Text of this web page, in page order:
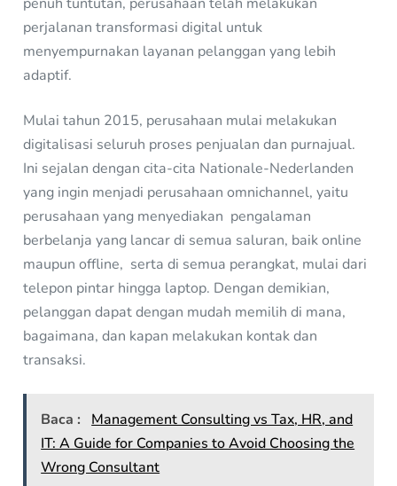
perjalanan transformasi digital untuk
menyempurnakan layanan pelanggan yang lebih
adaptif.
Mulai tahun 2015, perusahaan mulai melakukan
digitalisasi seluruh proses penjualan dan purnajual.
Ini sejalan dengan cita-cita Nationale-Nederlanden
yang ingin menjadi perusahaan omnichannel, yaitu
perusahaan yang menyediakan pengalaman
berbelanja yang lancar di semua saluran, baik online
maupun offline, serta di semua perangkat, mulai dari
telepon pintar hingga laptop. Dengan demikian,
pelanggan dapat dengan mudah memilih di mana,
bagaimana, dan kapan melakukan kontak dan
transaksi.
Baca :
Management Consulting vs Tax, HR, and
IT: A Guide for Companies to Avoid Choosing the
Wrong Consultant